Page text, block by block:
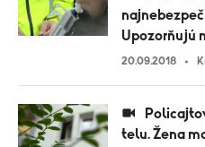
Upozorňujú
20.09.2018
telu. Žena